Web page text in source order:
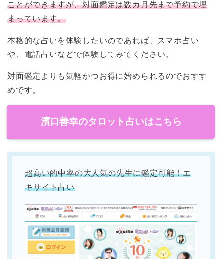
ことができますが、対面鑑定は数カ月先まで予約で埋
まっています。
本格的な占いを体験したいのであれば、スマホ占い
や、電話占いなどで体験してみてください。
対面鑑定よりも気軽かつお得に始められるのでおすす
めです。
濱口善幸のタロット占いはこちら
超高い的中率の大人気の先生に鑑定可能！エ
キサイト占い